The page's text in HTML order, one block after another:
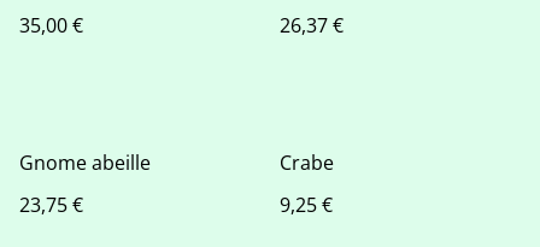
35,00 €
26,37 €
Gnome abeille
23,75 €
Crabe
9,25 €